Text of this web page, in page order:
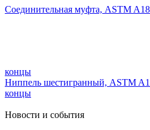
Соединительная муфта, ASTM
концы
Ниппель шестигранный, ASTM
концы
Новости и события